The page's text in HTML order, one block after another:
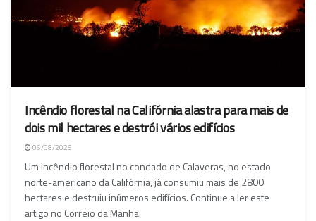
Incêndio florestal na Califórnia alastra para mais de
dois mil hectares e destrói vários edifícios
06/08/2026
Um incêndio florestal no condado de Calaveras, no estado
norte-americano da Califórnia, já consumiu mais de 2800
hectares e destruiu inúmeros edifícios. Continue a ler este
artigo no Correio da Manhã.